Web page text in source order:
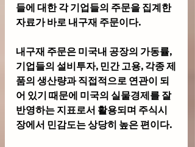
들에 대한 각 기업들의 주문을 집계한
자료가 바로 내구재 주문이다.
내구재 주문은 미국내 공장의 가동률,
기업들의 설비투자, 민간 고용, 각종 제
품의 생산량과 직접적으로 연관이 되
어 있기 때문에 미국의 실물경제를 잘
반영하는 지표로서 활용되며 주식시
장에서 민감도는 상당히 높은 편이다.